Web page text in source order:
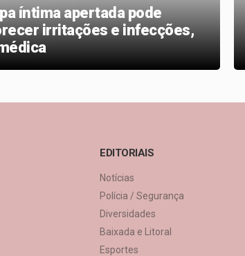
íntima apertada pode
irritações e infecções,
EDITORIAIS
Notícias
Polícia / Segurança
Diversidades
Baixada e Litoral
Esportes